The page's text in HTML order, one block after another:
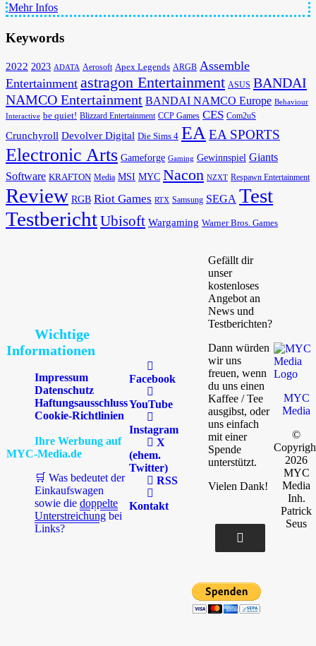
Mehr Infos
Keywords
2022 2023 ADATA Aerosoft Apex Legends ARGB Assemble
Entertainment astragon Entertainment ASUS BANDAI
NAMCO Entertainment BANDAI NAMCO Europe Behaviour
Interactive be quiet! Blizzard Entertainment CCP Games CES Com2uS
Crunchyroll Devolver Digital Die Sims 4 EAEA SPORTS
Electronic Arts Gameforge Gaming Gewinnspiel Giants
Software KRAFTON Media MSI MYC Nacon NZXT Respawn Entertainment
Review RGB Riot Games RTX Samsung SEGA Test
TestberichtUbisoft Wargaming Warner Bros. Games
Wichtige
Informationen
Impressum
Datenschutz
Haftungsausschluss
Cookie-Richtlinien
Ihre Werbung auf
MYC-Media.de
🛒 Was bedeutet der
Einkaufswagen
sowie die doppelte
Unterstreichung bei
Links?
Facebook
YouTube
Instagram
X
(ehem.
Twitter)
RSS
Kontakt
Gefällt dir
unser
kostenloses
Angebot an
News und
Testberichten?
Dann würden
wir uns
freuen, wenn
du uns einen
Kaffee / Tee
ausgibst, oder
uns einfach
mit einer
Spende
unterstützt.
Vielen Dank!
MYC
Media
©
2026
MYC
Media
Inh.
Patrick
Seus